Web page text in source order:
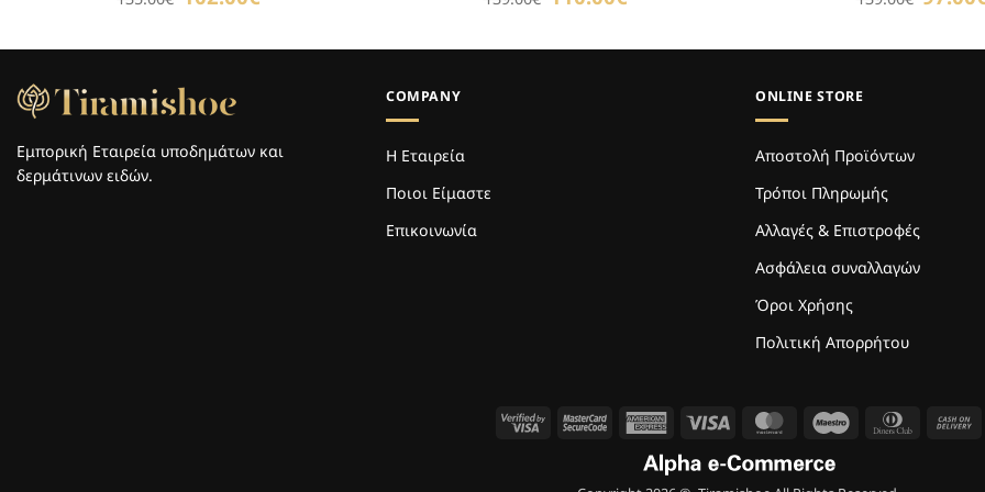
price
102.00€.
price τρέχουσα
110.00€.
price
Εμπορική Εταιρεία υποδημάτων και
δερμάτινων ειδών.
COMPANY
Η Εταιρεία
Ποιοι Είμαστε
Επικοινωνία
ONLINE STORE
Αποστολή Προϊόντων
Τρόποι Πληρωμής
Αλλαγές & Επιστροφές
Ασφάλεια συναλλαγών
Όροι Χρήσης
Πολιτική Απορρήτου
Visa
MasterCard American
MasterCard Maestro
Dinners